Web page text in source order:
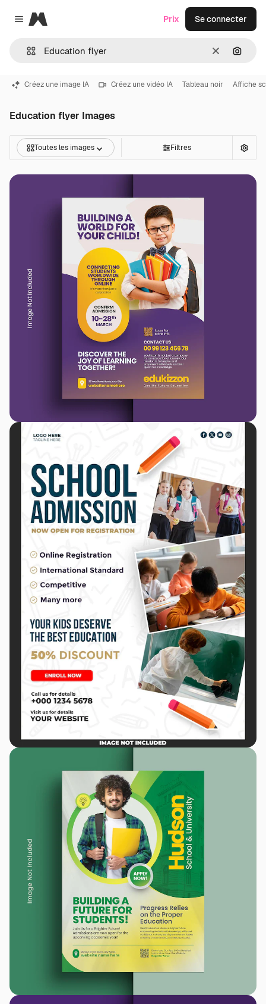
Close menu
Magnific
Effacer
Prix Se connecter
Créez une image IA Créez une vidéo IA Tableau noir Affiche
Education flyer Images
Toutes les images Filtres